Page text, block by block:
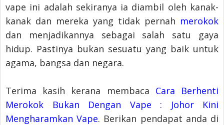
vape ini adalah sekiranya ia diambil oleh kanak-
kanak dan mereka yang tidak pernah merokok
dan menjadikannya sebagai salah satu gaya
hidup. Pastinya bukan sesuatu yang baik untuk
agama, bangsa dan negara.
Terima kasih kerana membaca Cara Berhenti
Merokok Bukan Dengan Vape : Johor Kini
Mengharamkan Vape. Berikan pendapat anda di